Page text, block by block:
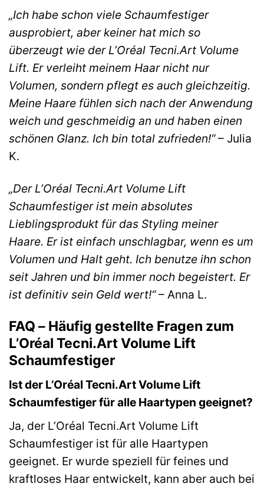
„Ich habe schon viele Schaumfestiger
ausprobiert, aber keiner hat mich so
überzeugt wie der L’Oréal Tecni.Art Volume
Lift. Er verleiht meinem Haar nicht nur
Volumen, sondern pflegt es auch gleichzeitig.
Meine Haare fühlen sich nach der Anwendung
weich und geschmeidig an und haben einen
schönen Glanz. Ich bin total zufrieden!“– Julia
K.
„Der L’Oréal Tecni.Art Volume Lift
Schaumfestiger ist mein absolutes
Lieblingsprodukt für das Styling meiner
Haare. Er ist einfach unschlagbar, wenn es um
Volumen und Halt geht. Ich benutze ihn schon
seit Jahren und bin immer noch begeistert. Er
ist definitiv sein Geld wert!“– Anna L.
FAQ – Häufig gestellte Fragen zum
L’Oréal Tecni.Art Volume Lift
Schaumfestiger
Ist der L’Oréal Tecni.Art Volume Lift
Schaumfestiger für alle Haartypen geeignet?
Ja, der L’Oréal Tecni.Art Volume Lift
Schaumfestiger ist für alle Haartypen
geeignet. Er wurde speziell für feines und
kraftloses Haar entwickelt, kann aber auch bei